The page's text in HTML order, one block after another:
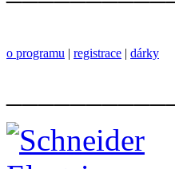
o programu | registrace | dárky